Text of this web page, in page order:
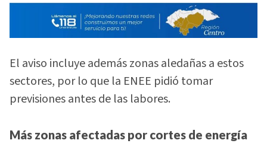
El aviso incluye además zonas aledañas a estos
sectores, por lo que la ENEE pidió tomar
previsiones antes de las labores.
Más zonas afectadas por cortes de energía